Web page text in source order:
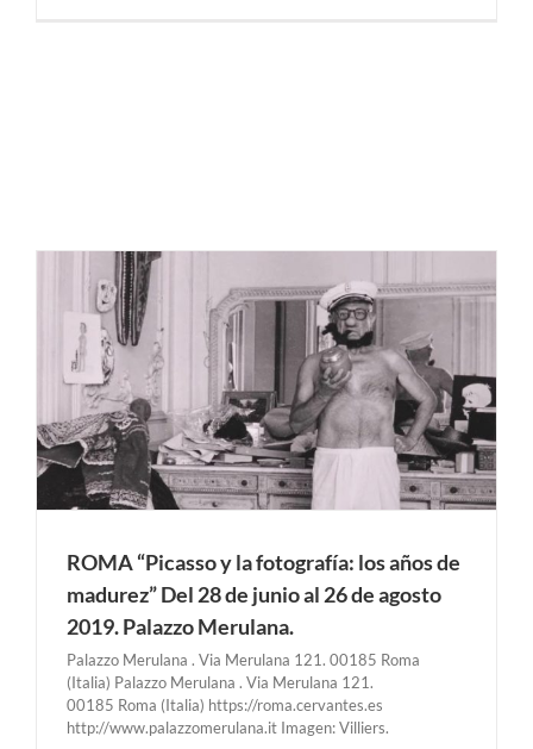
ROMA “Picasso y la fotografía: los años de
madurez” Del 28 de junio al 26 de agosto
2019. Palazzo Merulana.
Palazzo Merulana . Via Merulana 121. 00185 Roma
(Italia) Palazzo Merulana . Via Merulana 121.
00185 Roma (Italia) https://roma.cervantes.es
http://www.palazzomerulana.it Imagen: Villiers.